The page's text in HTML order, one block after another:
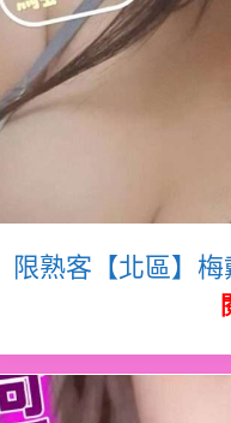
限熟客【北區】梅